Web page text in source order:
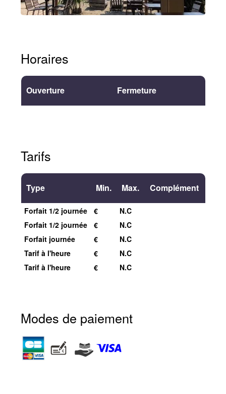
Horaires
Ouverture Fermeture
Tarifs
Type Min. Max. Complément
Forfait 1/2 journée €
N.C
Forfait 1/2 journée
€
N.C
Forfait journée
€
N.C
Tarif à l'heure
€
N.C
Tarif à l'heure
€ N.C
Modes de paiement